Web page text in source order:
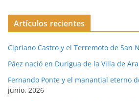
Artículos recientes
Cipriano Castro y el Terremoto de San
Páez nació en Durigua de la Villa de
Fernando Ponte y el manantial eterno
junio, 2026